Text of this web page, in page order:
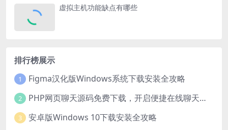
虚拟主机功能缺点有哪些
排行榜展示
1 Figma汉化版Windows系统下载安装全攻略
2 PHP网页聊天源码免费下载，开启便捷在线聊天开发之旅
3 安卓版Windows 10下载安装全攻略